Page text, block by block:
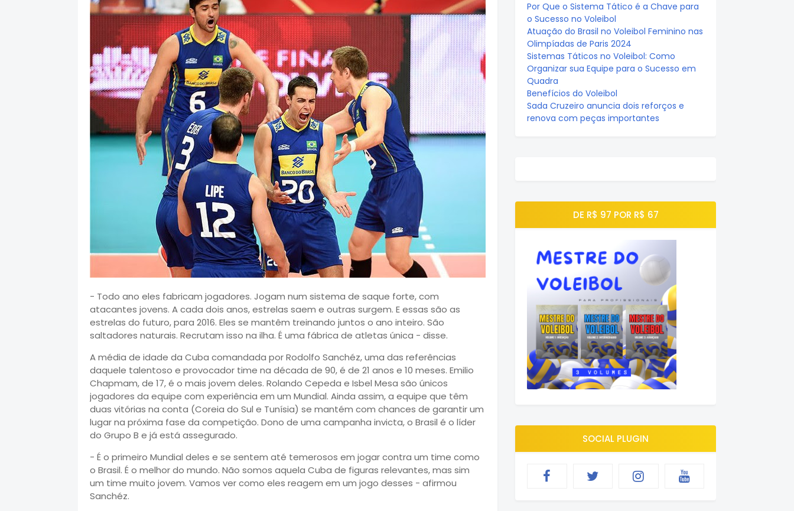
- Todo ano eles fabricam jogadores. Jogam num sistema de saque forte, com
atacantes jovens. A cada dois anos, estrelas saem e outras surgem. E essas são as
estrelas do futuro, para 2016. Eles se mantêm treinando juntos o ano inteiro. São
saltadores naturais. Recrutam isso na ilha. É uma fábrica de atletas única - disse.
A média de idade da Cuba comandada por Rodolfo Sanchéz, uma das referências
daquele talentoso e provocador time na década de 90, é de 21 anos e 10 meses. Emilio
Chapmam, de 17, é o mais jovem deles. Rolando Cepeda e Isbel Mesa são únicos
jogadores da equipe com experiência em um Mundial. Ainda assim, a equipe que têm
duas vitórias na conta (Coreia do Sul e Tunísia) se mantém com chances de garantir um
lugar na próxima fase da competição. Dono de uma campanha invicta, o Brasil é o líder
do Grupo B e já está assegurado.
- É o primeiro Mundial deles e se sentem até temerosos em jogar contra um time como
o Brasil. É o melhor do mundo. Não somos aquela Cuba de figuras relevantes, mas sim
um time muito jovem. Vamos ver como eles reagem em um jogo desses - afirmou
Sanchéz.
Por Que o Sistema Tático é a Chave para
o Sucesso no Voleibol
Atuação do Brasil no Voleibol Feminino nas
Olimpíadas de Paris 2024
Sistemas Táticos no Voleibol: Como
Organizar sua Equipe para o Sucesso em
Quadra
Benefícios do Voleibol
Sada Cruzeiro anuncia dois reforços e
renova com peças importantes
DE R$ 97 POR R$ 67
SOCIAL PLUGIN